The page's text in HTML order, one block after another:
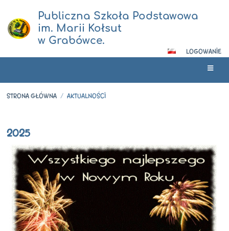
Publiczna Szkoła Podstawowa
im. Marii Kołsut
w Grabówce.
LOGOWANIE
STRONA GŁÓWNA / AKTUALNOŚCI
2025